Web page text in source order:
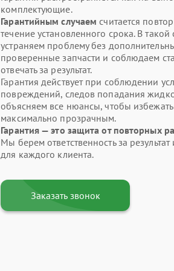
комплектующие.
Гарантийным случаем считается
течение установленного срока. В
устраняем проблему без
проверенные запчасти и соблюдаем
отвечать за результат.
Гарантия действует при соблюдении
повреждений, следов попадания
объясняем все нюансы, чтобы
максимально прозрачным.
Гарантия — это защита от повторных
Мы берем ответственность за
для каждого клиента.
Заказать звонок